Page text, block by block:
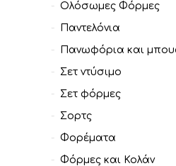
Ολόσωμες Φόρμες
Παντελόνια
Πανωφόρια και
Σετ ντύσιμο
Σετ φόρμες
Σορτς
Φορέματα
Φόρμες και Κολάν